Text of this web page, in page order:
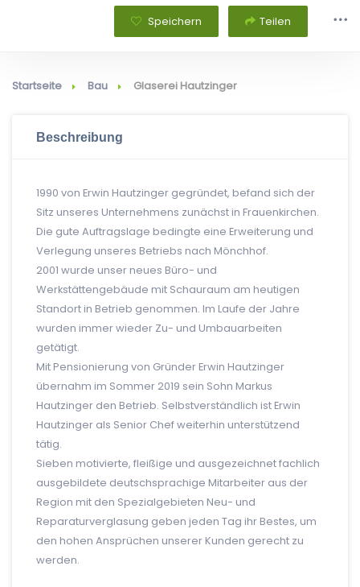
Speichern Teilen
Startseite Bau Glaserei Hautzinger
Beschreibung
1990 von Erwin Hautzinger gegründet, befand sich der
Sitz unseres Unternehmens zunächst in Frauenkirchen.
Die gute Auftragslage bedingte eine Erweiterung und
Verlegung unseres Betriebs nach Mönchhof.
2001 wurde unser neues Büro- und
Werkstättengebäude mit Schauraum am heutigen
Standort in Betrieb genommen. Im Laufe der Jahre
wurden immer wieder Zu- und Umbauarbeiten
getätigt.
Mit Pensionierung von Gründer Erwin Hautzinger
übernahm im Sommer 2019 sein Sohn Markus
Hautzinger den Betrieb. Selbstverständlich ist Erwin
Hautzinger als Senior Chef weiterhin unterstützend
tätig.
Sieben motivierte, fleißige und ausgezeichnet fachlich
ausgebildete deutschsprachige Mitarbeiter aus der
Region mit den Spezialgebieten Neu- und
Reparaturverglasung geben jeden Tag ihr Bestes, um
den hohen Ansprüchen unserer Kunden gerecht zu
werden.